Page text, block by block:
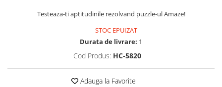
Testeaza-ti aptitudinile rezolvand puzzle-ul Amaze!
STOC EPUIZAT
Durata de livrare: 1
Cod Produs: HC-5820
Adauga la Favorite